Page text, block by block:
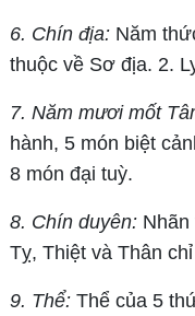
6. Chín địa:Năm
thuộc về Sơ địa. 2.
7. Năm mươi mốt
hành, 5 món biệt
8 món đại tuỳ.
8. Chín duyên:Nhãn
Tỵ, Thiệt và Thân
9. Thể:Thể của 5